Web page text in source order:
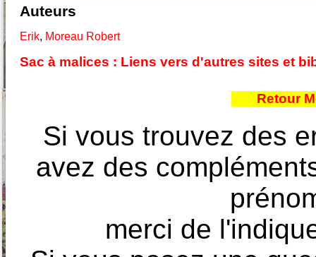
Auteurs
Erik, Moreau Robert
Sac à malices : Liens vers d'autres sites et
Retour
Si vous trouvez des
avez des
merci de